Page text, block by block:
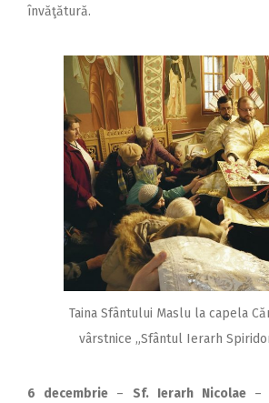
învăţătură.
Taina Sfântului Maslu la capela
vârstnice „Sfântul Ierarh
6 decembrie – Sf. Ierarh Nicolae –